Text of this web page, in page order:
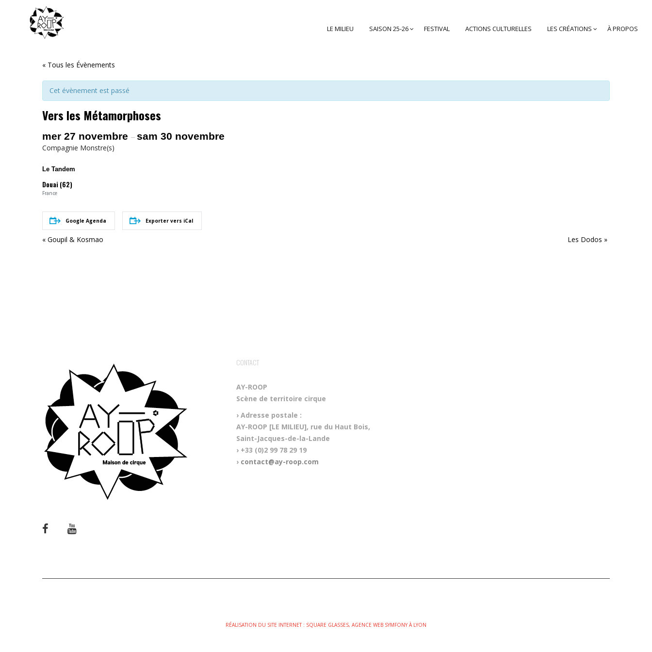
LE MILIEU SAISON 25-26 FESTIVAL ACTIONS CULTURELLES LES CRÉATIONS À PROPOS
« Tous les Évènements
Cet évènement est passé
Vers les Métamorphoses
mer 27 novembre – sam 30 novembre
Compagnie Monstre(s)
Le Tandem
Douai (62)
France
Google Agenda Exporter vers iCal
Navigation
« Goupil & Kosmao Les Dodos »
CONTACT
AY-ROOP
Scène de territoire cirque
› Adresse postale :
AY-ROOP [LE MILIEU], rue du Haut Bois,
Saint-Jacques-de-la-Lande
› +33 (0)2 99 78 29 19
› contact@ay-roop.com
RÉALISATION DU SITE INTERNET : SQUARE GLASSES, AGENCE WEB SYMFONY À LYON